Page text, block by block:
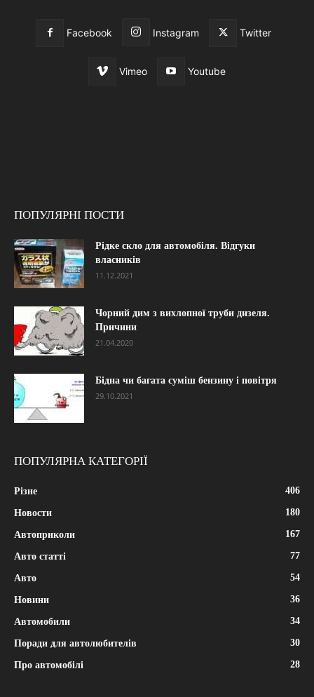
Facebook Instagram Twitter
Vimeo Youtube
ПОПУЛЯРНІ ПОСТИ
Рідке скло для автомобіля. Відгуки
власників
11.12.2021
Чорний дим з вихлопної труби дизеля.
Причини
21.04.2020
Бідна чи багата суміш бензину і повітря
29.10.2021
ПОПУЛЯРНА КАТЕГОРІЇ
Різне 406
Новости 180
Автоприколи 167
Авто статті 77
Авто 54
Новини 36
Автомобили 34
Поради для автолюбителів 30
Про автомобілі 28